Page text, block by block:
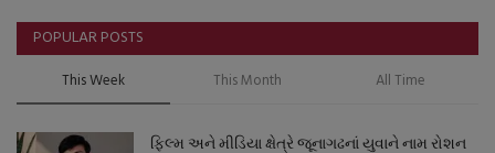
POPULAR POSTS
This Week This Month All Time
ફિલ્મ અને મીડિયા ક્ષેત્રે જૂનાગઢનાં યુવાને નામ રોશન